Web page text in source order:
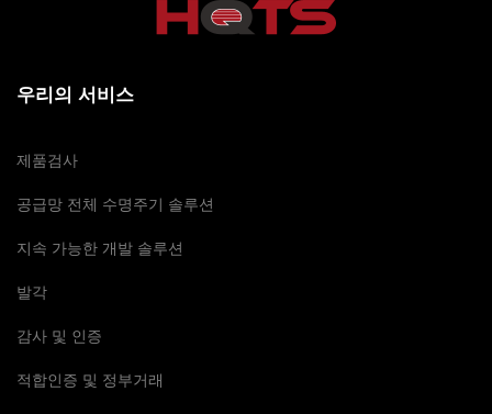
우리의 서비스
제품검사
공급망 전체 수명주기 솔루션
지속 가능한 개발 솔루션
발각
감사 및 인증
적합인증 및 정부거래